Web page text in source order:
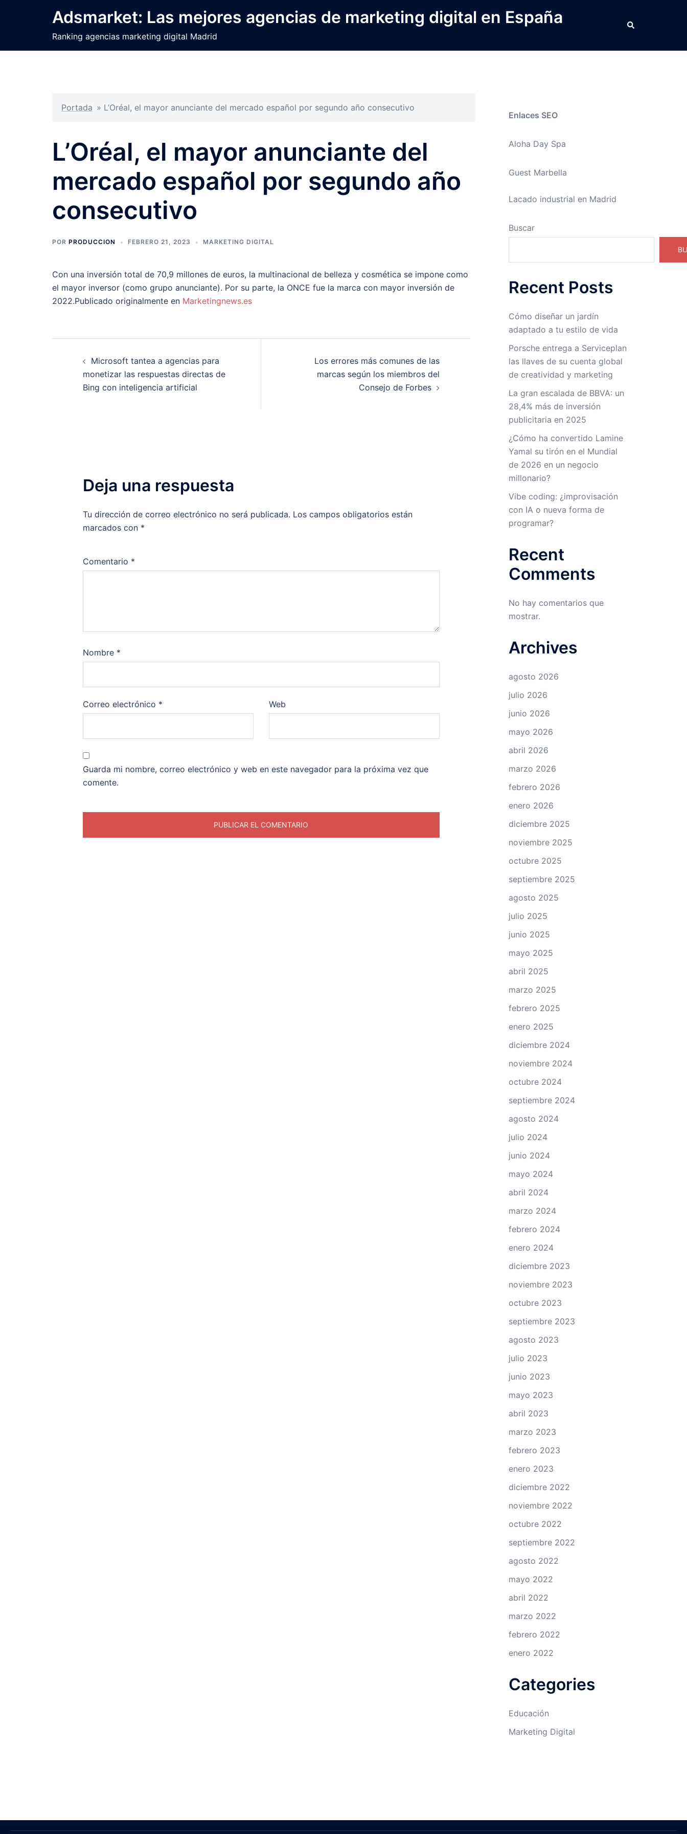
Adsmarket: Las mejores agencias de marketing digital en España
Ranking agencias marketing digital Madrid
Buscar
Portada » L’Oréal, el mayor anunciante del mercado español por segundo año consecutivo
L’Oréal, el mayor anunciante del
mercado español por segundo año
consecutivo
POR PRODUCCION FEBRERO 21, 2023 MARKETING DIGITAL
Con una inversión total de 70,9 millones de euros, la multinacional de belleza y cosmética se impone como
el mayor inversor (como grupo anunciante). Por su parte, la ONCE fue la marca con mayor inversión de
2022.Publicado originalmente en Marketingnews.es
entradas
Microsoft tantea a agencias para
monetizar las respuestas directas de
Bing con inteligencia artificial
Los errores más comunes de las
marcas según los miembros del
Consejo de Forbes
Deja una respuesta
Tu dirección de correo electrónico no será publicada. Los campos obligatorios están
marcados con *
Comentario *
Nombre *
Correo electrónico * Web
Guarda mi nombre, correo electrónico y web en este navegador para la próxima vez que
comente.
Enlaces SEO
Aloha Day Spa
Guest Marbella
Lacado industrial en Madrid
Buscar
Recent Posts
Cómo diseñar un jardín
adaptado a tu estilo de vida
Porsche entrega a Serviceplan
las llaves de su cuenta global
de creatividad y marketing
La gran escalada de BBVA: un
28,4% más de inversión
publicitaria en 2025
¿Cómo ha convertido Lamine
Yamal su tirón en el Mundial
de 2026 en un negocio
millonario?
Vibe coding: ¿improvisación
con IA o nueva forma de
programar?
Recent
Comments
No hay comentarios que
mostrar.
Archives
agosto 2026
julio 2026
junio 2026
mayo 2026
abril 2026
marzo 2026
febrero 2026
enero 2026
diciembre 2025
noviembre 2025
octubre 2025
septiembre 2025
agosto 2025
julio 2025
junio 2025
mayo 2025
abril 2025
marzo 2025
febrero 2025
enero 2025
diciembre 2024
noviembre 2024
octubre 2024
septiembre 2024
agosto 2024
julio 2024
junio 2024
mayo 2024
abril 2024
marzo 2024
febrero 2024
enero 2024
diciembre 2023
noviembre 2023
octubre 2023
septiembre 2023
agosto 2023
julio 2023
junio 2023
mayo 2023
abril 2023
marzo 2023
febrero 2023
enero 2023
diciembre 2022
noviembre 2022
octubre 2022
septiembre 2022
agosto 2022
mayo 2022
abril 2022
marzo 2022
febrero 2022
enero 2022
Categories
Educación
Marketing Digital